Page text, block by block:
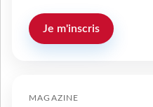
Je m'inscris
MAGAZINE